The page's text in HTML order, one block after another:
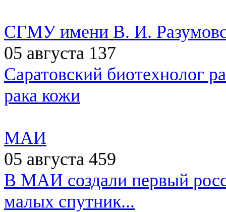
СГМУ имени В. И.
05 августа 137
Саратовский биотехнолог
рака кожи
МАИ
05 августа 459
В МАИ создали первый
малых спутник...